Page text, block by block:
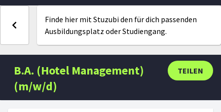
Finde hier mit Stuzubi den für dich passenden
Ausbildungsplatz oder Studiengang.
TEILEN
B.A. (Hotel Management)
(m/w/d)